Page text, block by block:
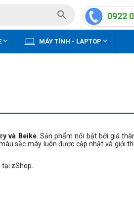
0922

 MÁY TÍNH - LAPTOP 
và Beike. Sản phẩm nổi bật bởi giá
sắc máy luôn được cập nhật và giới
zShop.